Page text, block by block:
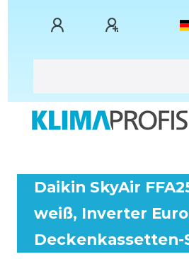
Daikin SkyAir
weiß, Inverter
Deckenkassetten-